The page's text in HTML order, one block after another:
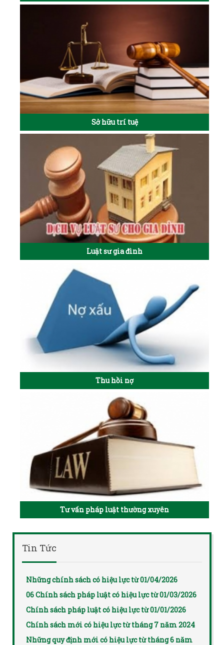
Sở hữu trí tuệ
Luật sư gia đình
Thu hồi nợ
Tư vấn pháp luật thường xuyên
Tin Tức
Những chính sách có hiệu lực từ 01/04/2026
06 Chính sách pháp luật có hiệu lực từ 01/03/2026
Chính sách pháp luật có hiệu lực từ 01/01/2026
Chính sách mới có hiệu lực từ tháng 7 năm 2024
Những quy định mới có hiệu lực từ tháng 6 năm